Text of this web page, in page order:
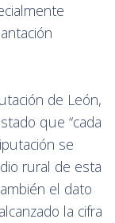
de León,
que “cada
se
rural de esta
el dato
la cifra